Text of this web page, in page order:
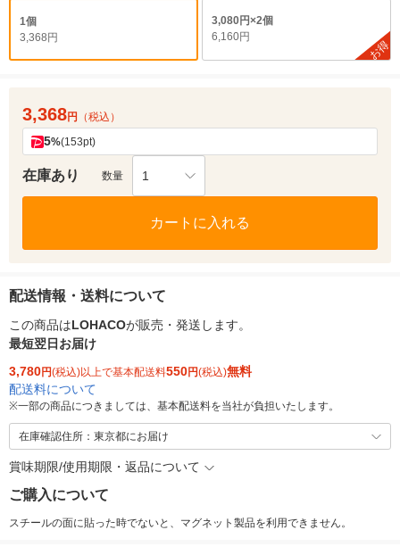
1個
3,368円
3,080円×2個
6,160円
お得
3,368円 （税込）
5%(153pt)
在庫あり 数量 1
カートに入れる
配送情報・送料について
この商品はLOHACOが販売・発送します。
最短翌日お届け
3,780円(税込)以上で基本配送料550円(税込)無料
配送料について
※一部の商品につきましては、基本配送料を当社が負担いたします。
在庫確認住所：東京都にお届け
賞味期限/使用期限・返品について
ご購入について
スチールの面に貼った時でないと、マグネット製品を利用できません。